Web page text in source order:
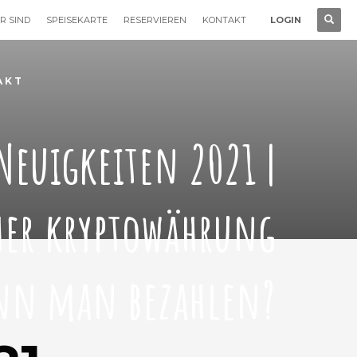
SIND SPEISEKARTE RESERVIEREN KONTAKT LOGIN
2021 |
kryptowährung